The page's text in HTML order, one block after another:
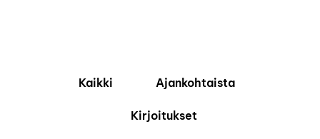
Kaikki Ajankohtaista
Kirjoitukset